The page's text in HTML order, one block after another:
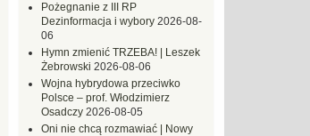
Pożegnanie z III RP
Dezinformacja i wybory 2026-08-
06
Hymn zmienić TRZEBA! | Leszek
Żebrowski 2026-08-06
Wojna hybrydowa przeciwko
Polsce – prof. Włodzimierz
Osadczy 2026-08-05
Oni nie chcą rozmawiać | Nowy